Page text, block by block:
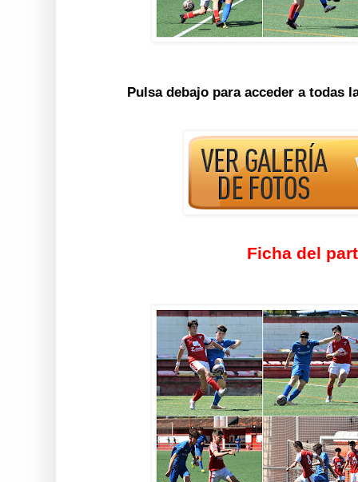
Pulsa debajo para acceder a todas
Ficha del